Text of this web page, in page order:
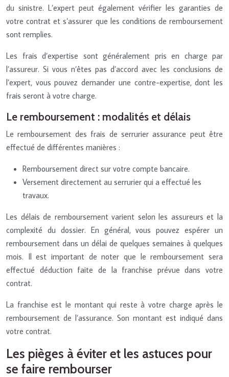
du sinistre. L’expert peut également vérifier les garanties de
votre contrat et s’assurer que les conditions de remboursement
sont remplies.
Les frais d’expertise sont généralement pris en charge par
l’assureur. Si vous n’êtes pas d’accord avec les conclusions de
l’expert, vous pouvez demander une contre-expertise, dont les
frais seront à votre charge.
Le remboursement : modalités et délais
Le remboursement des frais de serrurier assurance peut être
effectué de différentes manières :
Remboursement direct sur votre compte bancaire.
Versement directement au serrurier qui a effectué les
travaux.
Les délais de remboursement varient selon les assureurs et la
complexité du dossier. En général, vous pouvez espérer un
remboursement dans un délai de quelques semaines à quelques
mois. Il est important de noter que le remboursement sera
effectué déduction faite de la franchise prévue dans votre
contrat.
La franchise est le montant qui reste à votre charge après le
remboursement de l’assurance. Son montant est indiqué dans
votre contrat.
Les pièges à éviter et les astuces pour
se faire rembourser